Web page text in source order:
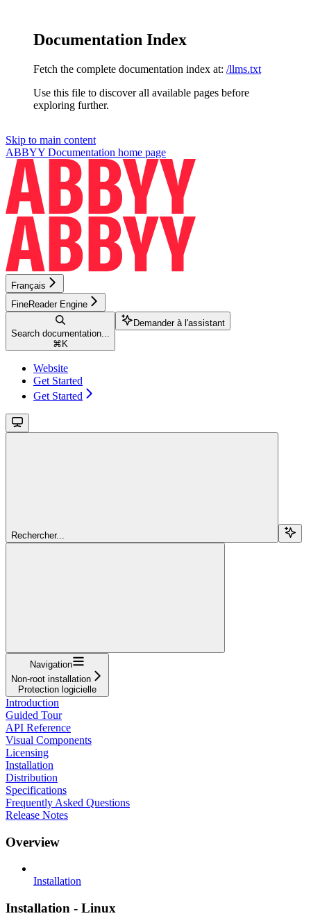
Documentation Index
Fetch the complete documentation index at: /llms.txt
Use this file to discover all available pages before
exploring further.
Skip to main content
ABBYY Documentation home page
Français
FineReader Engine
Search documentation...
⌘ K
Demander à l'assistant
Website
Get Started
Get Started
Rechercher...
Navigation
Non-root installation
Protection logicielle
Introduction
Guided Tour
API Reference
Visual Components
Licensing
Installation
Distribution
Specifications
Frequently Asked Questions
Release Notes
Overview
Installation
Installation - Linux